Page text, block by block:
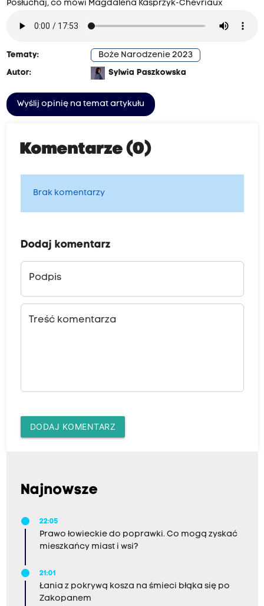
Posłuchaj, co mówi Magdalena Kasprzyk-Chevriaux
Tematy:
Boże Narodzenie 2023
Autor:
Sylwia Paszkowska
Wyślij opinię na temat artykułu
Komentarze (0)
Brak komentarzy
Dodaj komentarz
Podpis
Treść komentarza
DODAJ KOMENTARZ
Najnowsze
22:05
Prawo łowieckie do poprawki. Co mogą zyskać
mieszkańcy miast i wsi?
21:01
Łania z pokrywą kosza na śmieci błąka się po
Zakopanem